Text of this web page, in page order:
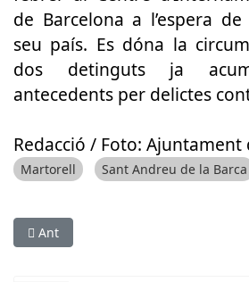
de Barcelona a l’espera
seu país. Es dóna la
dos detinguts ja
antecedents per delictes
Redacció / Foto:
Martorell Sant Andreu de la Barca
Article anterior: Detingut un home
Ant